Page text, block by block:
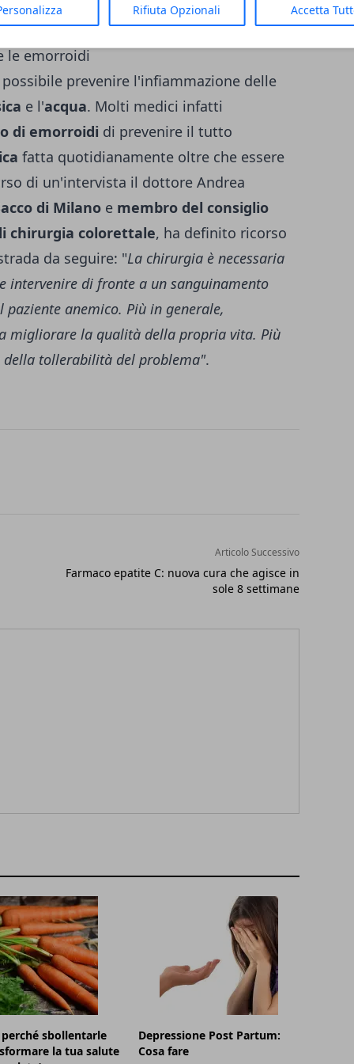
Rifiuta Opzionali Accetta
le emorroidi
prevenire l'infiammazione delle
e l'acqua. Molti medici infatti
di emorroidi di prevenire il tutto
fatta quotidianamente oltre che essere
di un'intervista il dottore Andrea
di Milano e membro del consiglio
chirurgia colorettale, ha definito ricorso
da seguire: "La chirurgia è necessaria
intervenire di fronte a un sanguinamento
anemico. Più in generale,
migliorare la qualità della propria vita. Più
della tollerabilità del problema".
Articolo Successivo
Farmaco epatite C: nuova cura che agisce in
sole 8 settimane
sbollentarle
la tua salute
Depressione Post Partum:
Cosa fare